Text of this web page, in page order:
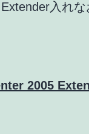
入れな
2005